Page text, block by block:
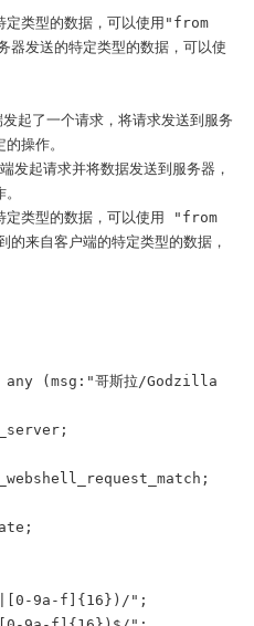
定类型的数据，可以使用"from
发送的特定类型的数据，可以使
了一个请求，将请求发送到服务
操作。
起请求并将数据发送到服务器，
定类型的数据，可以使用 "from
来自客户端的特定类型的数据，
(msg:"哥斯拉/Godzilla